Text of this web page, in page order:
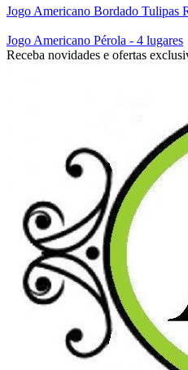
Jogo Americano Bordado Tulipas
Jogo Americano Pérola - 4 lugares
Receba novidades e ofertas